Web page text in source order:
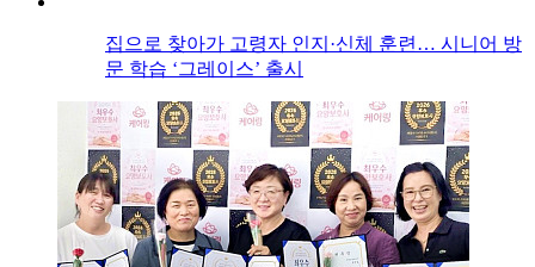
집으로 찾아가 고령자 인지·신체 훈련… 시니어 방
문 학습 ‘그레이스’ 출시